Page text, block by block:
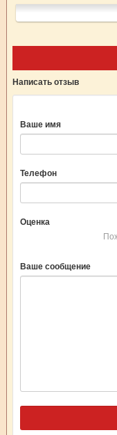
Написать отзыв
Ваше имя
Телефон
Оценка
Ваше сообщение